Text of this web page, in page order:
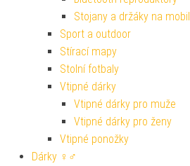
Stojany a držáky na mobil
Sport a outdoor
Stírací mapy
Stolní fotbaly
Vtipné dárky
Vtipné dárky pro muže
Vtipné dárky pro ženy
Vtipné ponožky
Dárky ♀♂